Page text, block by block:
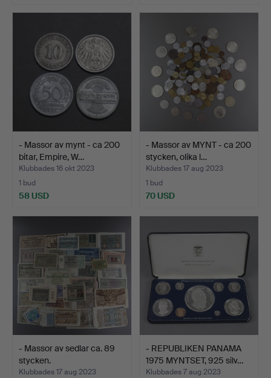
- Massor av mynt - ca 200
bitar, Empire, W…
Klubbades 16 okt 2023
1 bud
58 USD
- Massor av MYNT - ca 200
stycken, olika l…
Klubbades 17 aug 2023
1 bud
70 USD
- Massor av sedlar ca. 89
stycken.
Klubbades 17 aug 2023
- REPUBLIKEN PANAMA
1975 MYNTSET, 925 silv…
Klubbades 7 aug 2023